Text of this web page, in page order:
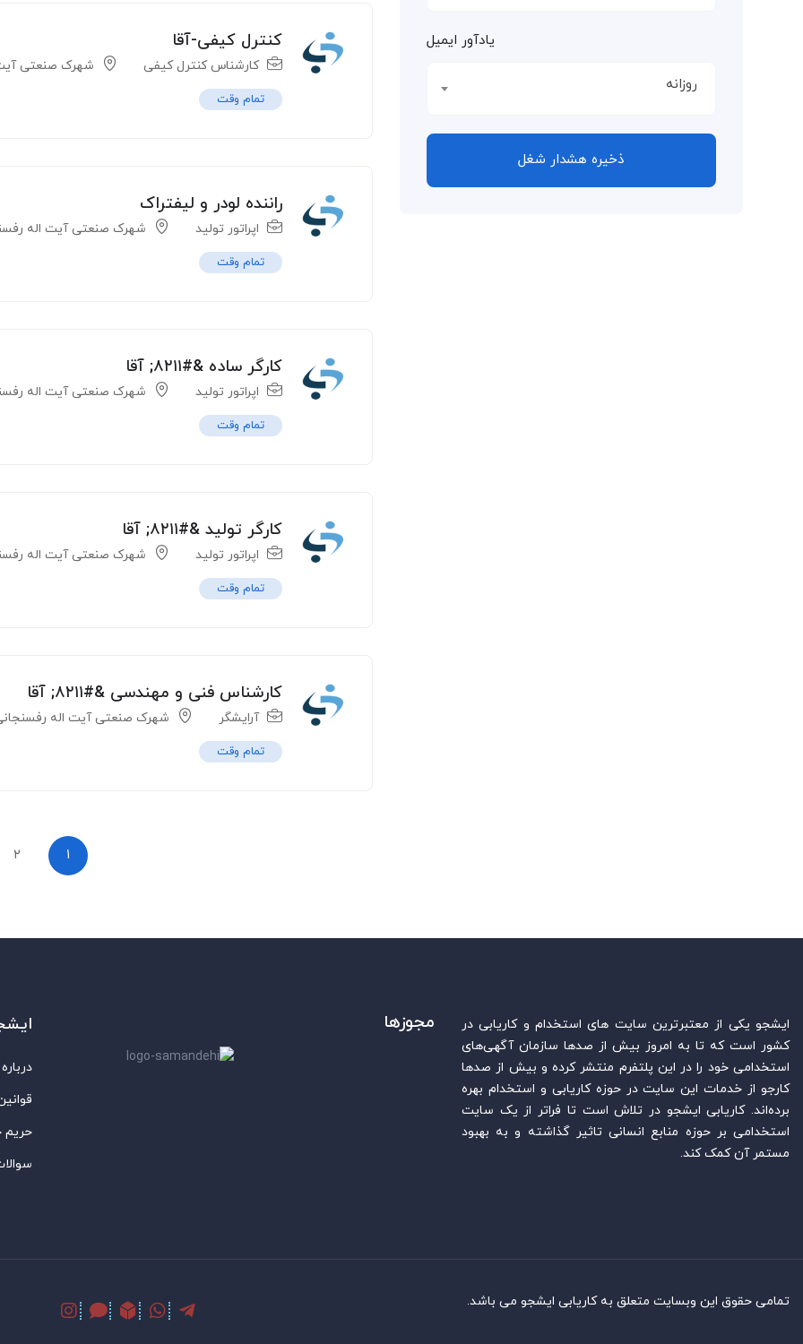
یادآور ایمیل
روزانه
ذخیره هشدار شغل
کنترل کیفی-آقا
کارشناس کنترل کیفی شهرک صنعتی
تمام وقت
راننده لودر و لیفتراک
اپراتور تولید شهرک صنعتی آیت اله
تمام وقت
کارگر ساده &#۸۲۱۱; آقا
اپراتور تولید شهرک صنعتی آیت اله
تمام وقت
کارگر تولید &#۸۲۱۱; آقا
اپراتور تولید شهرک صنعتی آیت اله
تمام وقت
کارشناس فنی و مهندسی &#۸۲۱۱; آقا
آرایشگر شهرک صنعتی آیت اله
تمام وقت
۱ ۲
ایشجو یکی از معتبرترین سایت‌ های استخدام و کاریابی در
کشور است که تا به امروز بیش از صدها سازمان آگهی‌های
استخدامی خود را در این پلتفرم منتشر کرده و بیش از صدها
کارجو از خدمات این سایت در حوزه کاریابی و استخدام بهره
برده‌اند. کاریابی ایشجو در تلاش است تا فراتر از یک سایت
استخدامی بر حوزه منابع انسانی تاثیر گذاشته و به بهبود
مستمر آن کمک کند.
مجوزها
تمامی حقوق این وبسایت متعلق به کاریابی ایشجو می باشد.